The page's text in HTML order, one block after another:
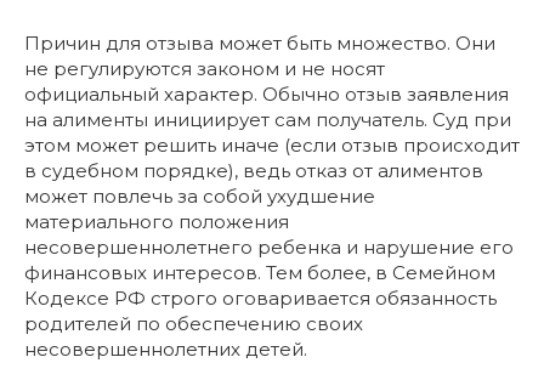
Причин для отзыва может быть множество. Они
не регулируются законом и не носят
официальный характер. Обычно отзыв заявления
на алименты инициирует сам получатель. Суд при
этом может решить иначе (если отзыв происходит
в судебном порядке), ведь отказ от алиментов
может повлечь за собой ухудшение
материального положения
несовершеннолетнего ребенка и нарушение его
финансовых интересов. Тем более, в Семейном
Кодексе РФ строго оговаривается обязанность
родителей по обеспечению своих
несовершеннолетних детей.